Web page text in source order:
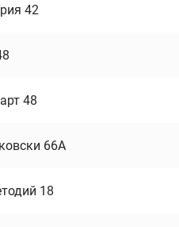
42
48
66А
18